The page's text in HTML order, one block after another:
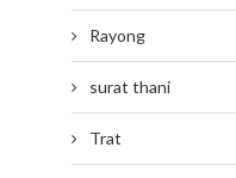
Rayong
surat thani
Trat